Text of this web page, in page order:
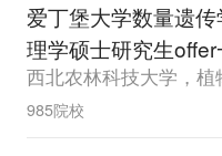
爱丁堡大学数量遗
理学硕士研究生offer
985院校